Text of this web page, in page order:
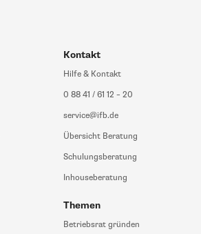
Kontakt
Hilfe & Kontakt
0 88 41 / 61 12 – 20
service@ifb.de
Übersicht Beratung
Schulungsberatung
Inhouseberatung
Themen
Betriebsrat gründen